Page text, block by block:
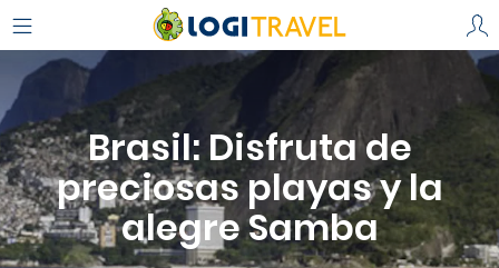
Brasil: Disfruta de
preciosas playas y la
alegre Samba